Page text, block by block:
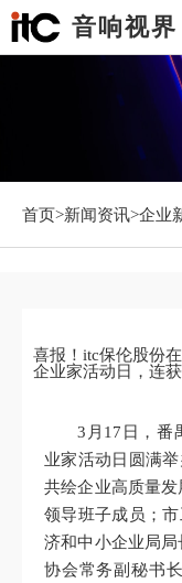
音响视
首页>新闻资讯>企业
喜报！itc保伦股份
企业家活动日，连
3月17日，番
业家活动日圆满
共绘企业高质量
领导班子成员；
济和中小企业局
协会常务副秘书